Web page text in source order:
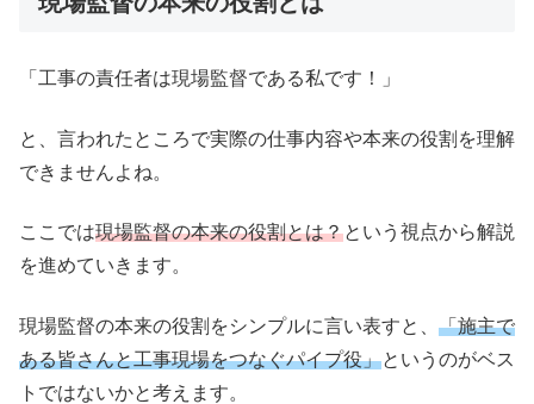
「工事の責任者は現場監督である私です！」
と、言われたところで実際の仕事内容や本来の役割を理解
できませんよね。
ここでは現場監督の本来の役割とは？という視点から解説
を進めていきます。
現場監督の本来の役割をシンプルに言い表すと、 「施主で
ある皆さんと工事現場をつなぐパイプ役」というのがベス
トではないかと考えます。